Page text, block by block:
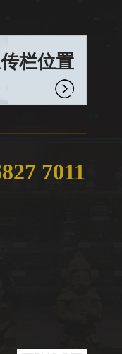
栏位置
7011